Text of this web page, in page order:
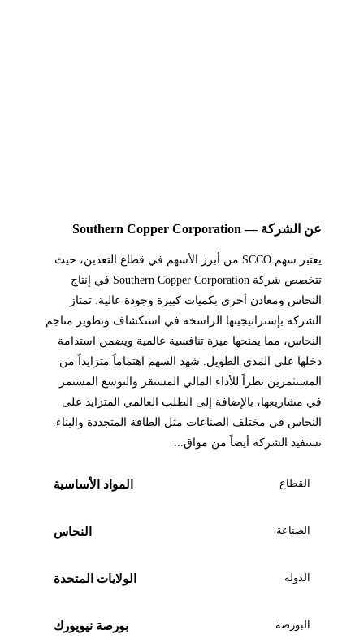
عن الشركة — Southern Copper Corporation
يعتبر سهم SCCO من أبرز الأسهم في قطاع التعدين، حيث
تتخصص شركة Southern Copper Corporation في إنتاج
النحاس ومعادن أخرى بكميات كبيرة وجودة عالية. تمتاز
الشركة بإستراتيجيتها الراسخة في استكشاف وتطوير مناجم
النحاس، مما يمنحها ميزة تنافسية عالمية ويضمن استدامة
دخلها على المدى الطويل. شهد السهم اهتماماً متزايداً من
المستثمرين نظراً للأداء المالي المستقر والتوسع المستمر
في مشاريعها، بالإضافة إلى الطلب العالمي المتزايد على
النحاس في مختلف الصناعات مثل الطاقة المتجددة والبناء.
تستفيد الشركة أيضاً من مواق...
القطاع المواد الأساسية
الصناعة النحاس
الدولة الولايات المتحدة
البورصة بورصة نيويورك